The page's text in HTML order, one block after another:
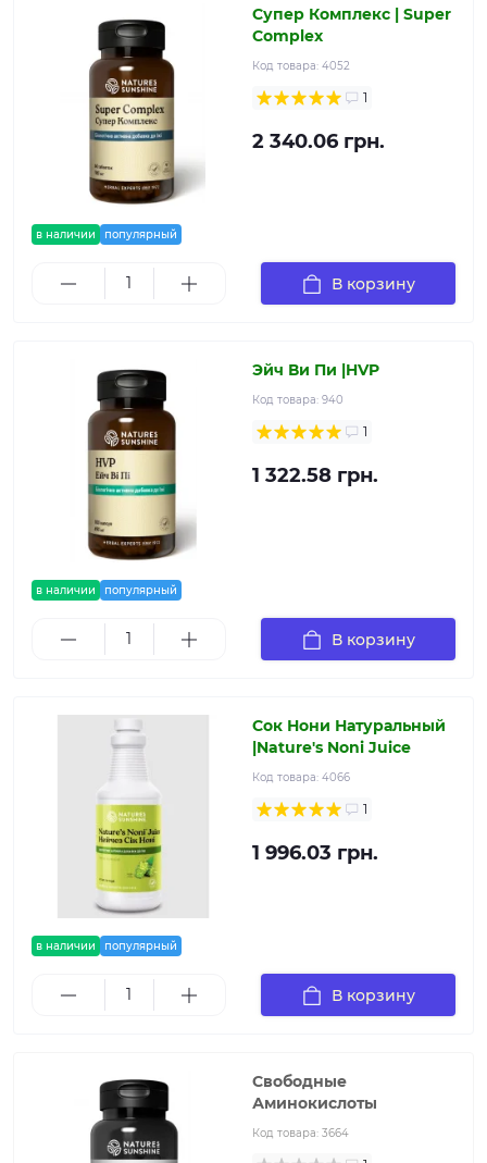
в наличии популярный
Супер Комплекс | Super
Complex
Код товара: 4052
1
2 340.06 грн.
В корзину
в наличии популярный
Эйч Ви Пи |HVP
Код товара: 940
1
1 322.58 грн.
В корзину
в наличии популярный
Сок Нони Натуральный
|Nature's Noni Juice
Код товара: 4066
1
1 996.03 грн.
В корзину
Свободные
Аминокислоты
Код товара: 3664